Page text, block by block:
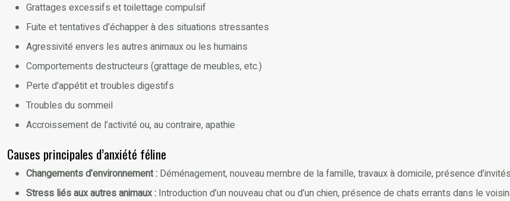
Grattages excessifs et toilettage compulsif
Fuite et tentatives d’échapper à des situations stressantes
Agressivité envers les autres animaux ou les humains
Comportements destructeurs (grattage de meubles, etc.)
Perte d’appétit et troubles digestifs
Troubles du sommeil
Accroissement de l’activité ou, au contraire, apathie
Causes principales d’anxiété féline
Changements d’environnement : Déménagement, nouveau membre de la famille, travaux à domicile, présence
Stress liés aux autres animaux : Introduction d’un nouveau chat ou d’un chien, présence de chats errants dans le